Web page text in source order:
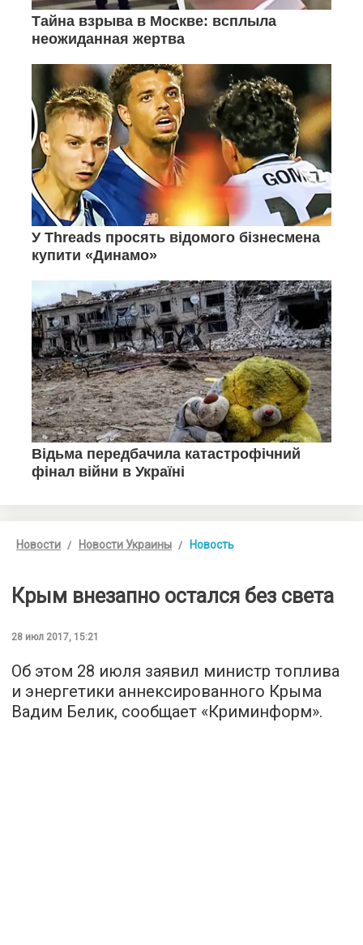
Новости Новости Украины Новость
Крым внезапно остался без света
28 июл 2017, 15:21
Об этом 28 июля заявил министр топлива
и энергетики аннексированного Крыма
Вадим Белик, сообщает «Криминформ».